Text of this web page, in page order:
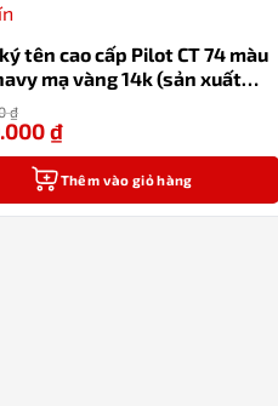
tên cao cấp Pilot CT 74 màu
mạ vàng 14k (sản xuất
Nhật Bản)
₫
₫
Thêm vào giỏ hàng